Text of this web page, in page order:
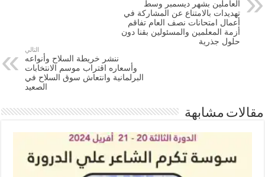
العاملين بشهر ديسمبر وسط
تهديدات بالامتناع عن المشاركة في
أعمال امتحانات نصف العام تفاقم
أزمة المعلمين والمسئولين بقنا دون
حلول جذرية
التالي
ننشر خريطة السلاح وأنواعه
وأسعاره اقتراب موسم الانتخابات
البرلمانية وانتعاش سوق السلاح في
الصعيد
مقالات مشابهة